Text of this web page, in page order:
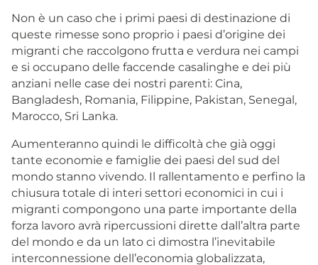
Non è un caso che i primi paesi di destinazione di
queste rimesse sono proprio i paesi d’origine dei
migranti che raccolgono frutta e verdura nei campi
e si occupano delle faccende casalinghe e dei più
anziani nelle case dei nostri parenti: Cina,
Bangladesh, Romania, Filippine, Pakistan, Senegal,
Marocco, Sri Lanka.
Aumenteranno quindi le difficoltà che già oggi
tante economie e famiglie dei paesi del sud del
mondo stanno vivendo. Il rallentamento e perfino la
chiusura totale di interi settori economici in cui i
migranti compongono una parte importante della
forza lavoro avrà ripercussioni dirette dall’altra parte
del mondo e da un lato ci dimostra l’inevitabile
interconnessione dell’economia globalizzata,